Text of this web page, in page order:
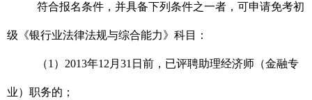
符合报名条件，并具备下列条件之一者，可申请免考初
级《银行业法律法规与综合能力》科目：
（1）2013年12月31日前，已评聘助理经济师（金融专
业）职务的；